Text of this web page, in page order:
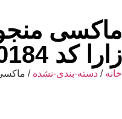
ماکسی
زارا کد 700184
خانه / دسته-بندی-نشده / ماکسی